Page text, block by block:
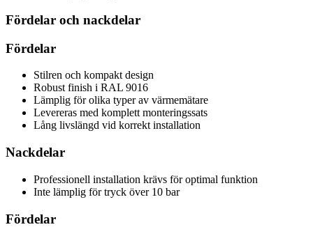
Fördelar och nackdelar
Fördelar
Stilren och kompakt design
Robust finish i RAL 9016
Lämplig för olika typer av värmemätare
Levereras med komplett monteringssats
Lång livslängd vid korrekt installation
Nackdelar
Professionell installation krävs för optimal funktion
Inte lämplig för tryck över 10 bar
Fördelar